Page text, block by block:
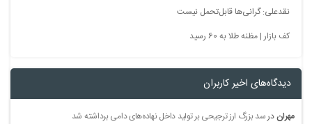
نقدعلی: گرانی‌ها قابل‌تحمل نیست
کف بازار | مظنه طلا به 60 رسید
دیدگاه‌های اخیر کاربران
مهراندرسد بزرگ ارز ترجیحی بر تولید داخل نهاده‌های دامی برداشته شد